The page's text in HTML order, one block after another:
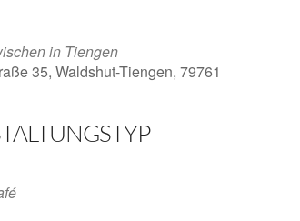
in Tiengen
35, Waldshut-Tiengen, 79761